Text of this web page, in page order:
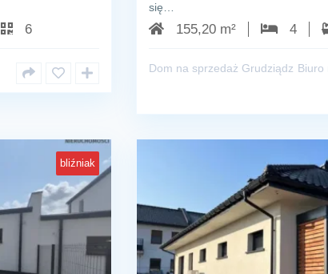
6
się…
155,20 m² 4
Dom na sprzedaż Grudziądz Biuro
bliźniak